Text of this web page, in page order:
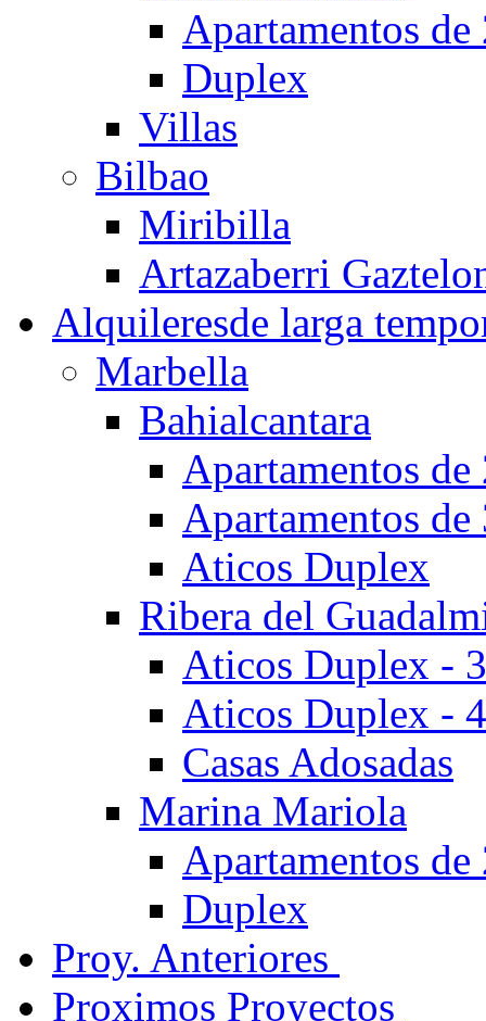
Apartamentos
Duplex
Villas
Bilbao
Miribilla
Artazaberri
Alquileresde larga
Marbella
Bahialcantara
Apartamentos
Apartamentos
Aticos Duplex
Ribera del
Aticos Duplex -
Aticos Duplex -
Casas Adosadas
Marina Mariola
Apartamentos
Duplex
Proy. Anteriores
Proximos Proyectos